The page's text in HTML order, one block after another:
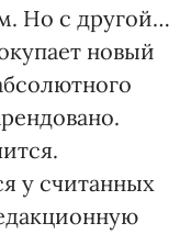
Но с другой…
новый
у считанных